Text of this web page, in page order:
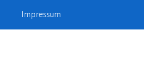
Impressum